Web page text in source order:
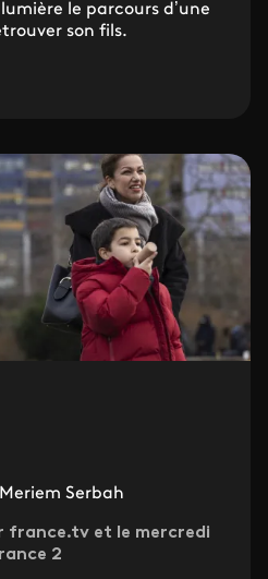
le parcours d’une
son fils.
Serbah
france.tv et le mercredi
2